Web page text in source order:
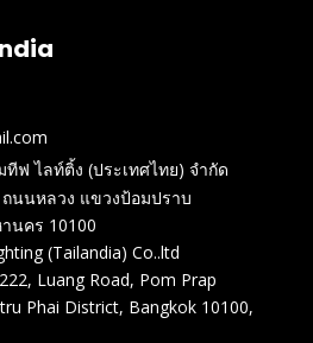
ฟ ไลท์ติ้ง (ประเทศไทย) จำกัด
นนหลวง แขวงป้อมปราบ
นคร 10100
(Tailandia) Co..ltd
Luang Road, Pom Prap
Phai District, Bangkok 10100,